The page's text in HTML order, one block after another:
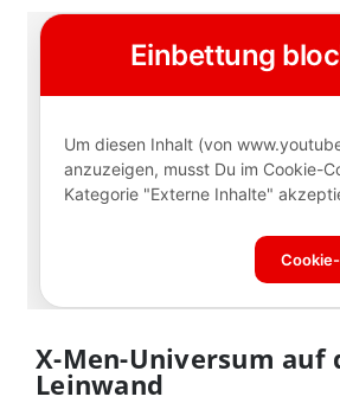
X-Men-Universum auf
Leinwand